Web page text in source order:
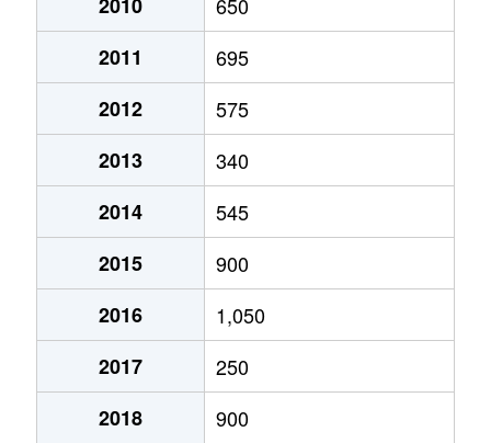
2011
695
2012
575
2013
340
2014
545
2015
900
2016
1,050
2017
250
2018
900